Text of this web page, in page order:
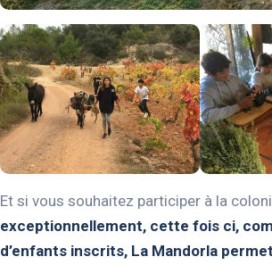
Et si vous souhaitez participer à la
exceptionnellement, cette fois ci,
d’enfants inscrits, La Mandorla